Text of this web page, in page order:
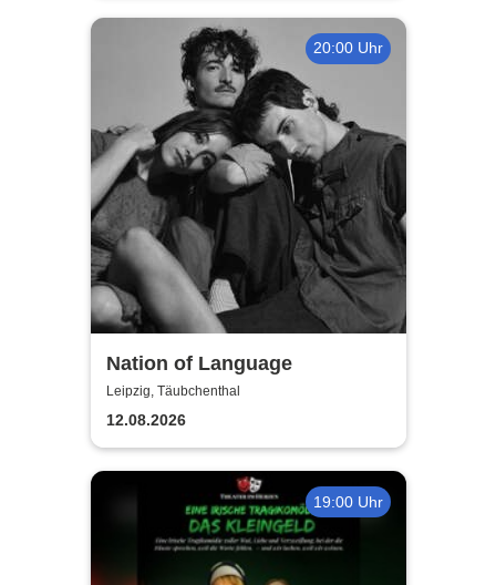
20:00 Uhr
Nation of Language
Leipzig, Täubchenthal
12.08.2026
19:00 Uhr